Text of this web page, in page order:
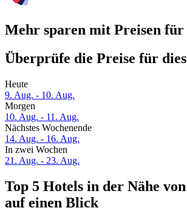
Mehr sparen mit Preisen
Überprüfe die Preise für
Heute
9. Aug. - 10. Aug.
Morgen
10. Aug. - 11. Aug.
Nächstes Wochenende
14. Aug. - 16. Aug.
In zwei Wochen
21. Aug. - 23. Aug.
Top 5 Hotels in der Nähe
auf einen Blick